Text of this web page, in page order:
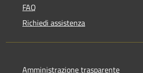
FAQ
Richiedi assistenza
Amministrazione trasparente